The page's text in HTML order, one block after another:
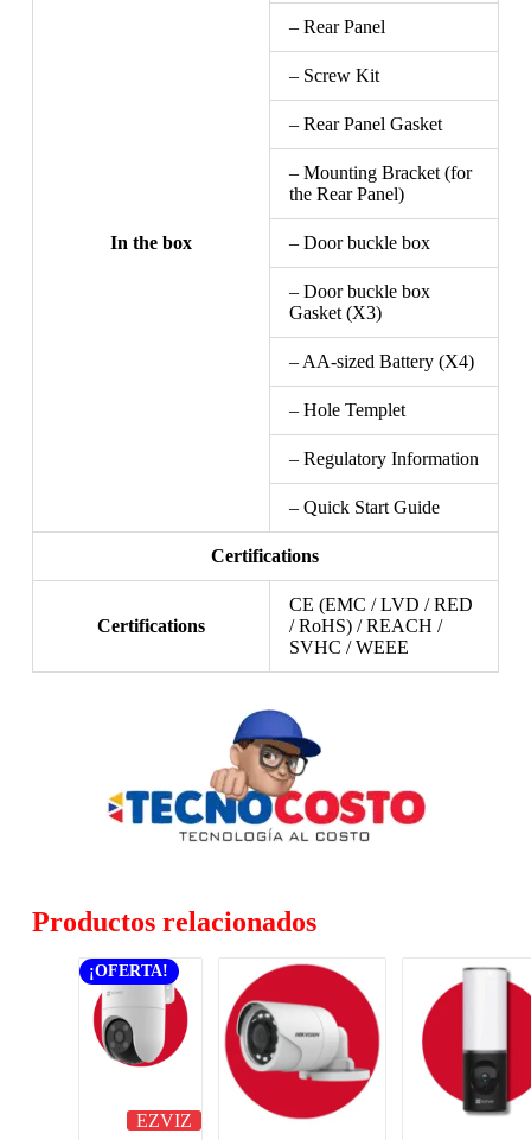
In the box
– Rear Panel
– Screw Kit
– Rear Panel Gasket
– Mounting Bracket (for
the Rear Panel)
– Door buckle box
– Door buckle box
Gasket (X3)
– AA-sized Battery (X4)
– Hole Templet
– Regulatory Information
– Quick Start Guide
Certifications
Certifications
CE (EMC / LVD / RED
/ RoHS) / REACH /
SVHC / WEEE
Productos relacionados
¡OFERTA!
EZVIZ